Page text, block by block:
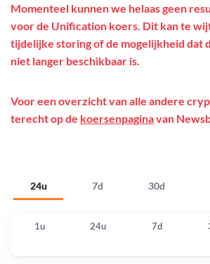
24u 7d 30d
Momenteel kunnen we helaas geen
voor de Unification koers. Dit kan te
tijdelijke storing of de mogelijkheid dat
niet langer beschikbaar is.
Voor een overzicht van alle andere
terecht op de koersenpaginavan
1u 24u 7d